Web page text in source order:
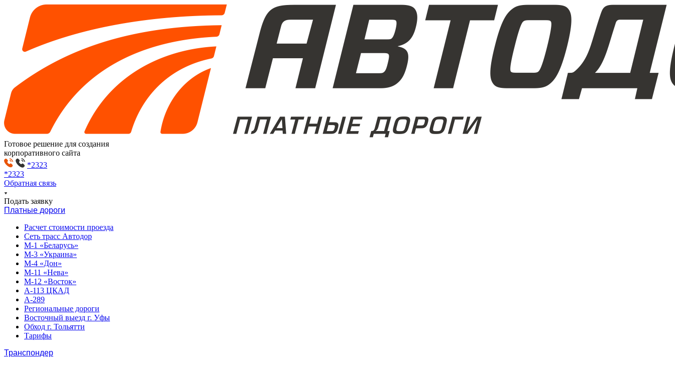
Готовое решение для создания
корпоративного сайта
*2323
*2323
Обратная связь
Подать заявку
Платные дороги
Расчет стоимости проезда
Сеть трасс Автодор
М-1 «Беларусь»
М-3 «Украина»
М-4 «Дон»
М-11 «Нева»
М-12 «Восток»
А-113 ЦКАД
А-289
Региональные дороги
Восточный выезд г. Уфы
Обход г. Тольятти
Тарифы
Транспондер